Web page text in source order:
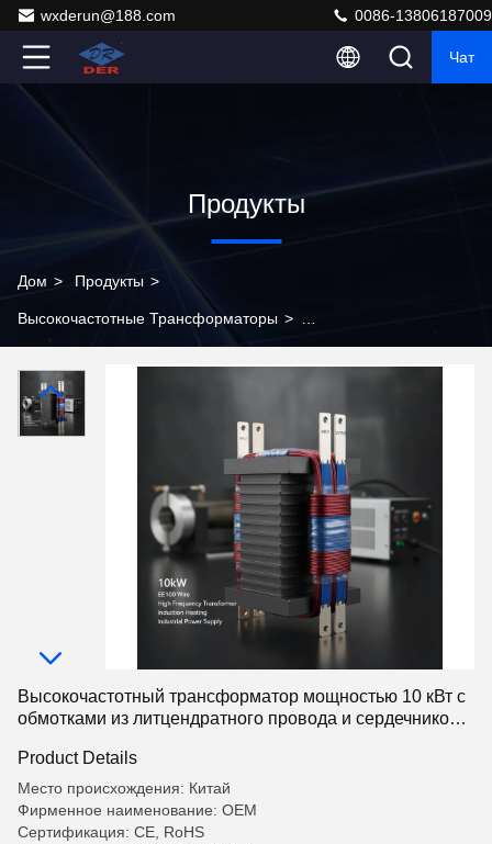
wxderun@188.com 0086-13806187009
Чат
Продукты
Дом > Продукты >
Высокочастотные Трансформаторы >
с обмотками из литцендратного провода и
сердечником EE100 для промышленного источника
Высокочастотный трансформатор мощностью 10 кВт с
обмотками из литцендратного провода и сердечником
Product Details
Место происхождения: Китай
Фирменное наименование: OEM
Сертификация: CE, RoHS